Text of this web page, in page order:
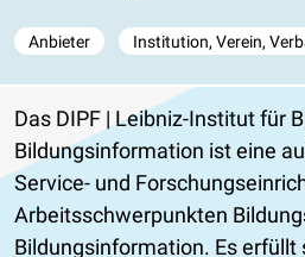
Anbieter Institution, Verein,
Das DIPF | Leibniz-Institut für
Bildungsinformation ist eine
Service- und
Arbeitsschwerpunkten
Bildungsinformation. Es erfüllt